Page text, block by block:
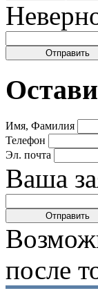
Имя, Фамилия
Телефон
Эл. почта
Ваша
после